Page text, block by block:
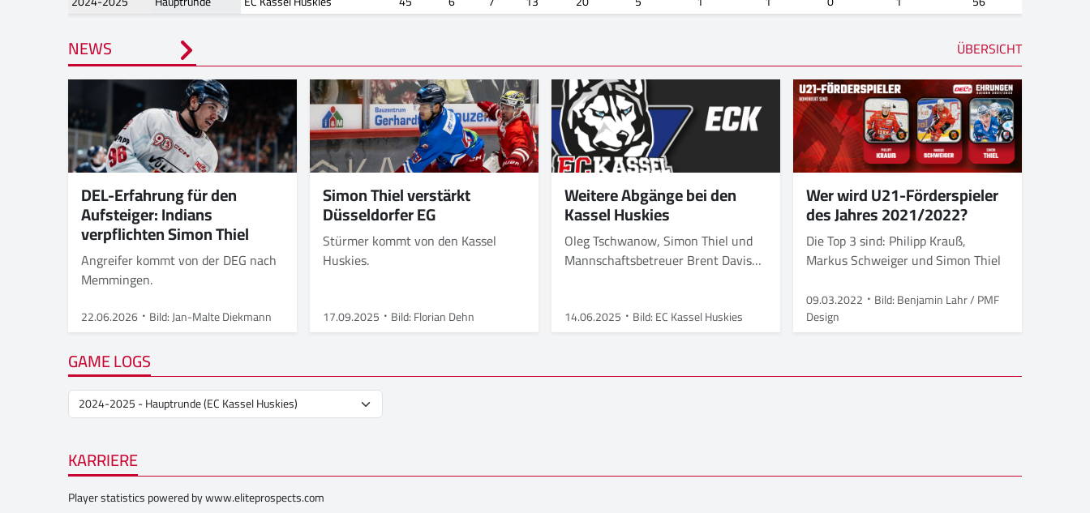
NEWS ÜBERSICHT
DEL-Erfahrung für den
Aufsteiger: Indians
verpflichten Simon Thiel
Angreifer kommt von der DEG nach
Memmingen.
22.06.2026 Bild: Jan-Malte Diekmann
Simon Thiel verstärkt
Düsseldorfer EG
Stürmer kommt von den Kassel
Huskies.
17.09.2025 Bild: Florian Dehn
Weitere Abgänge bei den
Kassel Huskies
Oleg Tschwanow, Simon Thiel und
Mannschaftsbetreuer Brent Davis
14.06.2025 Bild: EC Kassel Huskies
Wer wird U21-Förderspieler
des Jahres 2021/2022?
Die Top 3 sind: Philipp Krauß,
Markus Schweiger und Simon Thiel
09.03.2022
Bild: Benjamin Lahr / PMF
Design
GAME LOGS
KARRIERE
Player statistics powered bywww.eliteprospects.com